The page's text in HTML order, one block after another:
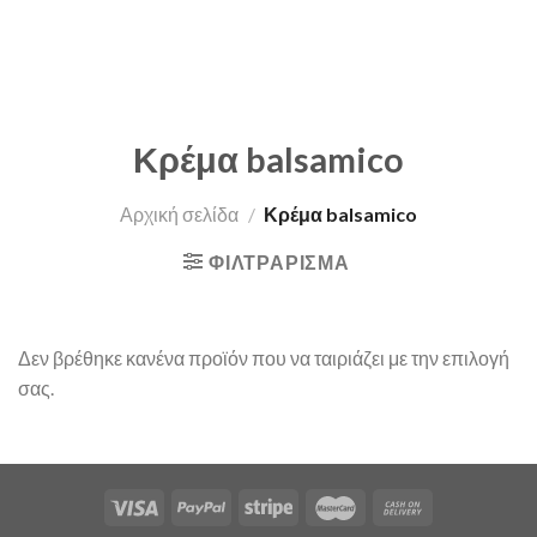
Κρέμα balsamico
Αρχική σελίδα / Κρέμα balsamico
ΦΙΛΤΡΆΡΙΣΜΑ
Δεν βρέθηκε κανένα προϊόν που να ταιριάζει με την επιλογή
σας.